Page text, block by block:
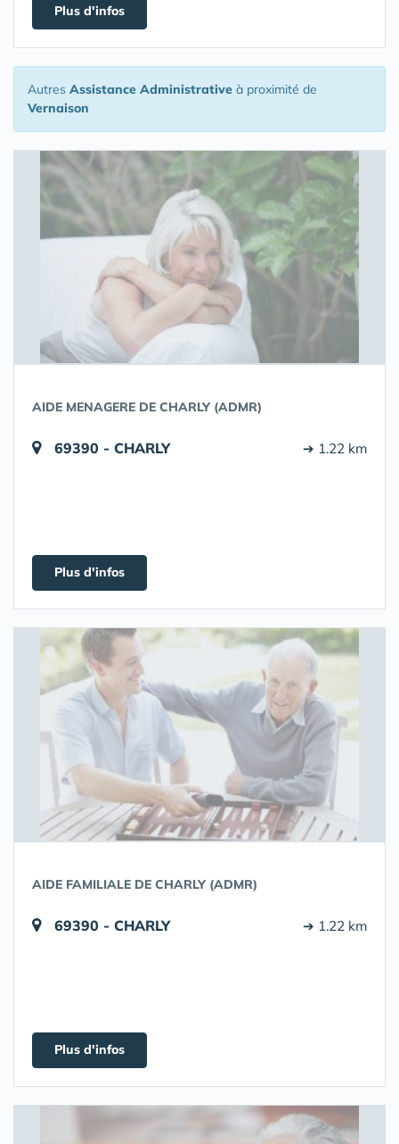
Plus d'infos
Autres Assistance Administrative à proximité de
Vernaison
AIDE MENAGERE DE CHARLY (ADMR)
69390 - CHARLY ➔ 1.22 km
Plus d'infos
AIDE FAMILIALE DE CHARLY (ADMR)
69390 - CHARLY ➔ 1.22 km
Plus d'infos